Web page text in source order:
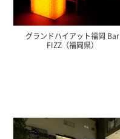
グランドハイアット福岡 Bar
FIZZ（福岡県）